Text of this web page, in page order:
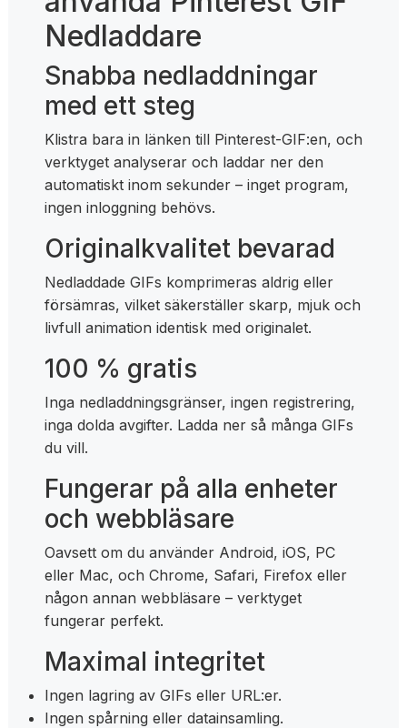
Nedladdare
Snabba nedladdningar
med ett steg
Klistra bara in länken till Pinterest-GIF:en, och
verktyget analyserar och laddar ner den
automatiskt inom sekunder – inget program,
ingen inloggning behövs.
Originalkvalitet bevarad
Nedladdade GIFs komprimeras aldrig eller
försämras, vilket säkerställer skarp, mjuk och
livfull animation identisk med originalet.
100 % gratis
Inga nedladdningsgränser, ingen registrering,
inga dolda avgifter. Ladda ner så många GIFs
du vill.
Fungerar på alla enheter
och webbläsare
Oavsett om du använder Android, iOS, PC
eller Mac, och Chrome, Safari, Firefox eller
någon annan webbläsare – verktyget
fungerar perfekt.
Maximal integritet
Ingen lagring av GIFs eller URL:er.
Ingen spårning eller datainsamling.